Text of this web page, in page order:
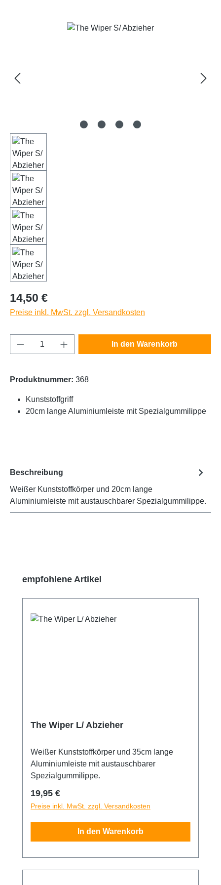
Bildergalerie überspringen
Regulärer Preis:
14,50 €
Preise inkl. MwSt. zzgl. Versandkosten
Produkt Anzahl: Gib den gewünschten
In den Warenkorb
Produktnummer: 368
Kunststoffgriff
20cm lange Aluminiumleiste mit Spezialgummilippe
Beschreibung
Weißer Kunststoffkörper und 20cm lange
Aluminiumleiste mit austauschbarer Spezialgummilippe.
Produktgalerie überspringen
empfohlene Artikel
The Wiper L/ Abzieher
Weißer Kunststoffkörper und 35cm lange
Aluminiumleiste mit austauschbarer
Spezialgummilippe.
Regulärer Preis:
19,95 €
Preise inkl. MwSt. zzgl. Versandkosten
In den Warenkorb